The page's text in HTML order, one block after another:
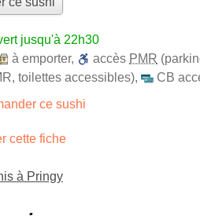
jusqu'à 22h30
à emporter, accès PMR
toilettes accessibles),
CB
ce sushi
cette fiche
à Pringy